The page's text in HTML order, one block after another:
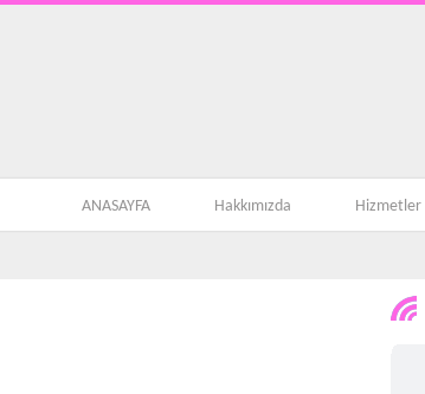
ANASAYFA Hakkımızda Hizmetler